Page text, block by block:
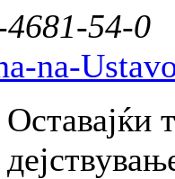
54-0
na-
Оставајќи